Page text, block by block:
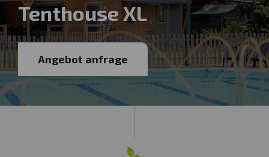
Tenthouse XL
Angebot anfrage